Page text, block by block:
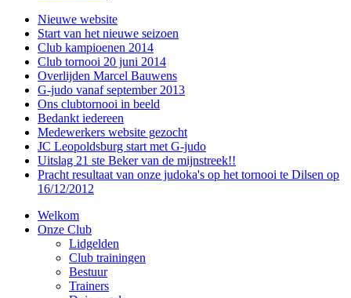
Nieuwe website
Start van het nieuwe seizoen
Club kampioenen 2014
Club tornooi 20 juni 2014
Overlijden Marcel Bauwens
G-judo vanaf september 2013
Ons clubtornooi in beeld
Bedankt iedereen
Medewerkers website gezocht
JC Leopoldsburg start met G-judo
Uitslag 21 ste Beker van de mijnstreek!!
Pracht resultaat van onze judoka's op het tornooi te Dilsen op
16/12/2012
Welkom
Onze Club
Lidgelden
Club trainingen
Bestuur
Trainers